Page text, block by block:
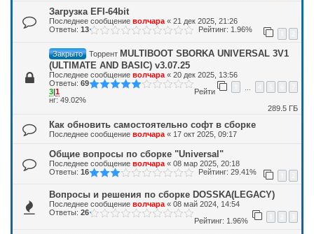
Загрузка EFI-64bit
Последнее сообщение волчара « 21 дек 2025, 21:26
Ответы: 13 Рейтинг: 1.96%
Закрыто Торрент MULTIBOOT SBORKA UNIVERSAL 3V1
(ULTIMATE AND BASIC) v3.07.25
Последнее сообщение волчара « 20 дек 2025, 13:56
Ответы: 69
3|1
Рейти
нг: 49.02%
289.5 ГБ
Как обновить самостоятельно софт в сборке
Последнее сообщение волчара « 17 окт 2025, 09:17
Общие вопросы по сборке "Universal"
Последнее сообщение волчара « 08 мар 2025, 20:18
Ответы: 16 Рейтинг: 29.41%
Вопросы и решения по сборке DOSSKA(LEGACY)
Последнее сообщение волчара « 08 май 2024, 14:54
Ответы: 26
Рейтинг: 1.96%